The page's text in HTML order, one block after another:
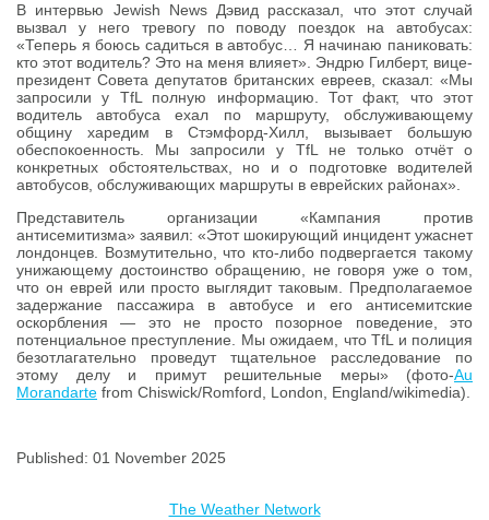
В интервью Jewish News Дэвид рассказал, что этот случай
вызвал у него тревогу по поводу поездок на автобусах:
«Теперь я боюсь садиться в автобус… Я начинаю паниковать:
кто этот водитель? Это на меня влияет». Эндрю Гилберт, вице-
президент Совета депутатов британских евреев, сказал: «Мы
запросили у TfL полную информацию. Тот факт, что этот
водитель автобуса ехал по маршруту, обслуживающему
общину харедим в Стэмфорд-Хилл, вызывает большую
обеспокоенность. Мы запросили у TfL не только отчёт о
конкретных обстоятельствах, но и о подготовке водителей
автобусов, обслуживающих маршруты в еврейских районах».
Представитель организации «Кампания против
антисемитизма» заявил: «Этот шокирующий инцидент ужаснет
лондонцев. Возмутительно, что кто-либо подвергается такому
унижающему достоинство обращению, не говоря уже о том,
что он еврей или просто выглядит таковым. Предполагаемое
задержание пассажира в автобусе и его антисемитские
оскорбления — это не просто позорное поведение, это
потенциальное преступление. Мы ожидаем, что TfL и полиция
безотлагательно проведут тщательное расследование по
этому делу и примут решительные меры» (фото-Au
Morandarte from Chiswick/Romford, London, England/wikimedia).
Published: 01 November 2025
The Weather Network